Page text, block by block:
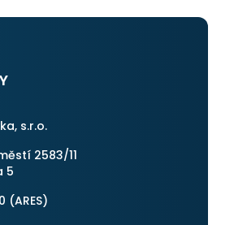
s.r.o.
2583/11
5
(ARES)